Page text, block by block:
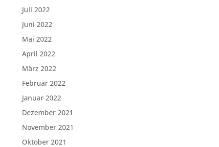
Juli 2022
Juni 2022
Mai 2022
April 2022
März 2022
Februar 2022
Januar 2022
Dezember 2021
November 2021
Oktober 2021